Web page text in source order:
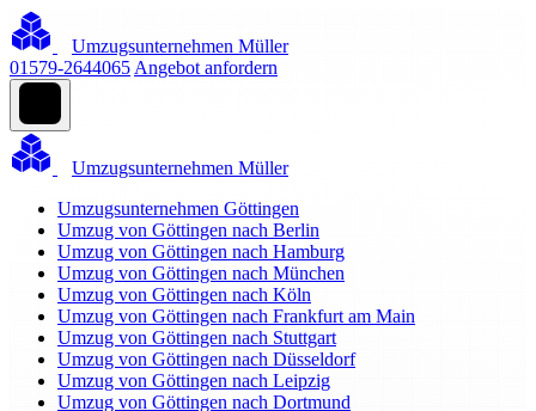
Umzugsunternehmen Müller
01579-2644065 Angebot anfordern
Umzugsunternehmen Müller
Umzugsunternehmen Göttingen
Umzug von Göttingen nach Berlin
Umzug von Göttingen nach Hamburg
Umzug von Göttingen nach München
Umzug von Göttingen nach Köln
Umzug von Göttingen nach Frankfurt am Main
Umzug von Göttingen nach Stuttgart
Umzug von Göttingen nach Düsseldorf
Umzug von Göttingen nach Leipzig
Umzug von Göttingen nach Dortmund